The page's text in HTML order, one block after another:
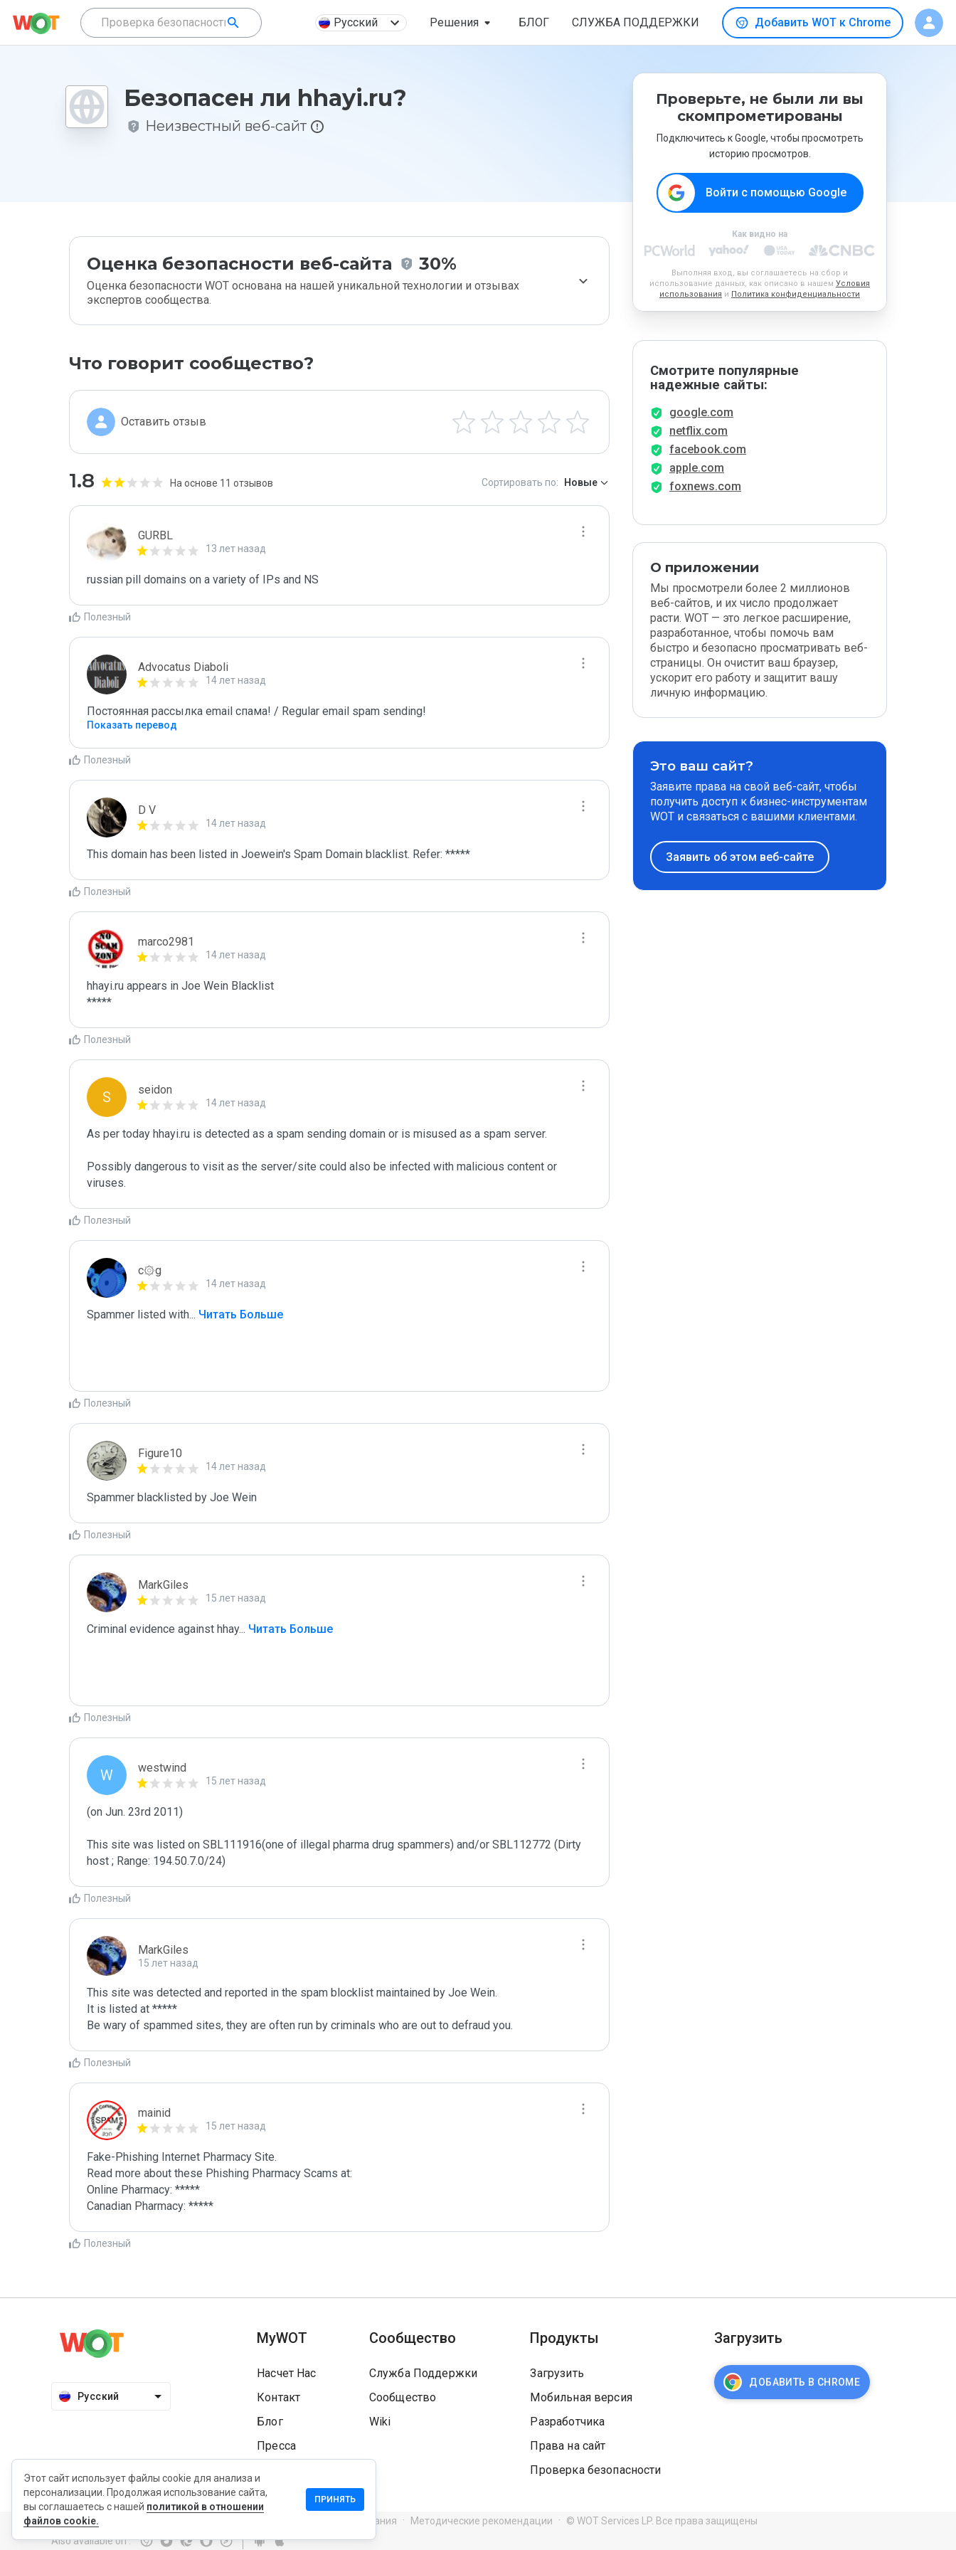
Русский Решения БЛОГ СЛУЖБА ПОДДЕРЖКИ Добавить WOT к Chrome
Безопасен ли hhayi.ru?
Неизвестный веб-сайт
Оценка безопасности веб-сайта 30%
Оценка безопасности WOT основана на нашей уникальной технологии и отзывах
экспертов сообщества.
Что говорит сообщество?
Оставить отзыв
1.8 На основе 11 отзывов Сортировать по: Новые
GURBL
13 лет назад
russian pill domains on a variety of IPs and NS
Полезный
Advocatus Diaboli
14 лет назад
Постоянная рассылка email спама! / Regular email spam sending!
Показать перевод
Полезный
D V
14 лет назад
This domain has been listed in Joewein's Spam Domain blacklist. Refer: *****
Полезный
marco2981
14 лет назад
hhayi.ru appears in Joe Wein Blacklist
*****
Полезный
S seidon
14 лет назад
As per today hhayi.ru is detected as a spam sending domain or is misused as a spam server.
Possibly dangerous to visit as the server/site could also be infected with malicious content or
viruses.
Полезный
c۞g
14 лет назад
Spammer listed with... Читать Больше
Полезный
Figure10
14 лет назад
Spammer blacklisted by Joe Wein
Полезный
MarkGiles
15 лет назад
Criminal evidence against hhay... Читать Больше
Полезный
W westwind
15 лет назад
(on Jun. 23rd 2011)
This site was listed on SBL111916(one of illegal pharma drug spammers) and/or SBL112772 (Dirty
host ; Range: 194.50.7.0/24)
Полезный
MarkGiles
15 лет назад
This site was detected and reported in the spam blocklist maintained by Joe Wein.
It is listed at *****
Be wary of spammed sites, they are often run by criminals who are out to defraud you.
Полезный
mainid
15 лет назад
Fake-Phishing Internet Pharmacy Site.
Read more about these Phishing Pharmacy Scams at:
Online Pharmacy: *****
Canadian Pharmacy: *****
Полезный
Проверьте, не были ли вы
скомпрометированы
Подключитесь к Google, чтобы просмотреть
историю просмотров.
Войти с помощью Google
Как видно на
Выполняя вход, вы соглашаетесь на сбор и
использование данных, как описано в нашем Условия
использования и Политика конфиденциальности
Смотрите популярные
надежные сайты:
google.com
netflix.com
facebook.com
apple.com
foxnews.com
О приложении
Мы просмотрели более 2 миллионов
веб-сайтов, и их число продолжает
расти. WOT — это легкое расширение,
разработанное, чтобы помочь вам
быстро и безопасно просматривать веб-
страницы. Он очистит ваш браузер,
ускорит его работу и защитит вашу
личную информацию.
Это ваш сайт?
Заявите права на свой веб-сайт, чтобы
получить доступ к бизнес-инструментам
WOT и связаться с вашими клиентами.
Заявить об этом веб-сайте
Русский
MyWOT
Насчет Нас
Контакт
Блог
Пресса
Сообщество
Служба Поддержки
Сообщество
Wiki
Продукты
Загрузить
Мобильная версия
Разработчика
Права на сайт
Проверка безопасности
Загрузить
ДОБАВИТЬ В CHROME
Конфиденциальность Условия использования Методические рекомендации
© WOT Services LP. Все права защищены
Also available on:
Этот сайт использует файлы cookie для анализа и
персонализации. Продолжая использование сайта,
вы соглашаетесь с нашей политикой в отношении
файлов cookie.
ПРИНЯТЬ